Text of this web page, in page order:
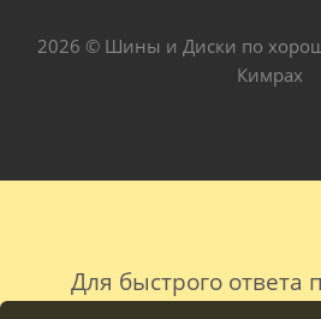
Для быстрого ответа
2026 © Шины и Диски по
Кимрах